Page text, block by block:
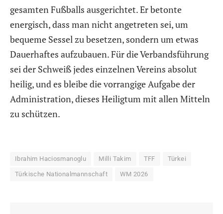
gesamten Fußballs ausgerichtet. Er betonte
energisch, dass man nicht angetreten sei, um
bequeme Sessel zu besetzen, sondern um etwas
Dauerhaftes aufzubauen. Für die Verbandsführung
sei der Schweiß jedes einzelnen Vereins absolut
heilig, und es bleibe die vorrangige Aufgabe der
Administration, dieses Heiligtum mit allen Mitteln
zu schützen.
Ibrahim Haciosmanoglu Milli Takim TFF Türkei
Türkische Nationalmannschaft WM 2026